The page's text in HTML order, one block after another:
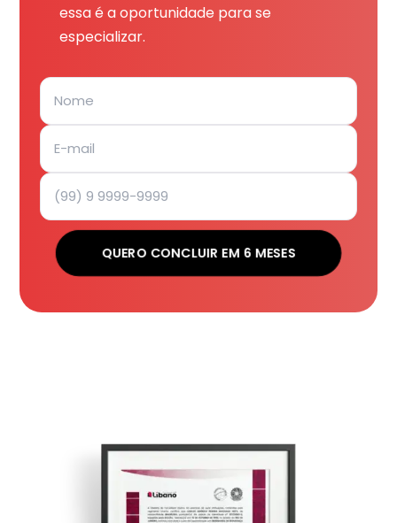
essa é a oportunidade para se
especializar.
QUERO CONCLUIR EM 6 MESES